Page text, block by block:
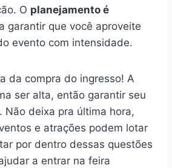
O planejamento é
garantir que você aproveite
evento com intensidade.
da compra do ingresso! A
ser alta, então garantir seu
Não deixa pra última hora,
e atrações podem lotar
por dentro dessas questões
a entrar na feira